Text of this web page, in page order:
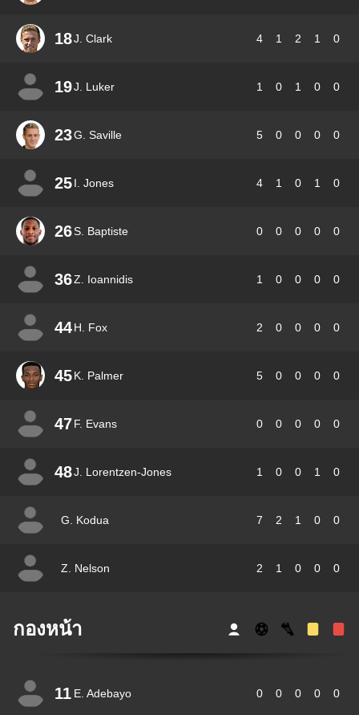
18J. Clark 4 1 2 1 0
19J. Luker 1 0 1 0 0
23G. Saville 5 0 0 0 0
25I. Jones 4 1 0 1 0
26S. Baptiste 0 0 0 0 0
36Z. Ioannidis 1 0 0 0 0
44H. Fox 2 0 0 0 0
45K. Palmer 5 0 0 0 0
47F. Evans 0 0 0 0 0
48J. Lorentzen-Jones 1 0 0 1 0
G. Kodua 7 2 1 0 0
Z. Nelson 2 1 0 0 0
กองหน้า
11 E. Adebayo 0 0 0 0 0